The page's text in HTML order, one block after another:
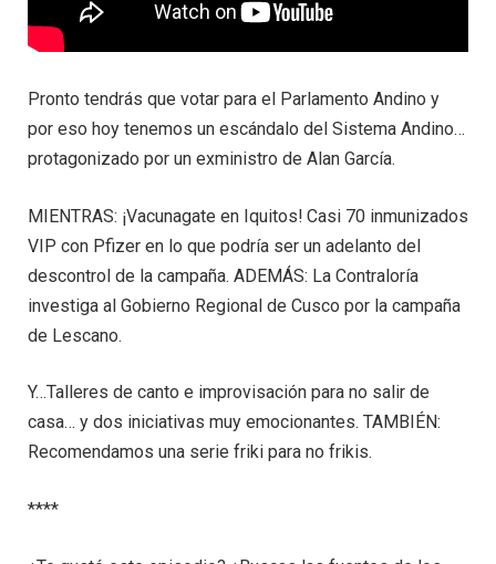
Pronto tendrás que votar para el Parlamento Andino y
por eso hoy tenemos un escándalo del Sistema Andino…
protagonizado por un exministro de Alan García.
MIENTRAS: ¡Vacunagate en Iquitos! Casi 70 inmunizados
VIP con Pfizer en lo que podría ser un adelanto del
descontrol de la campaña. ADEMÁS: La Contraloría
investiga al Gobierno Regional de Cusco por la campaña
de Lescano.
Y…Talleres de canto e improvisación para no salir de
casa… y dos iniciativas muy emocionantes. TAMBIÉN:
Recomendamos una serie friki para no frikis.
****